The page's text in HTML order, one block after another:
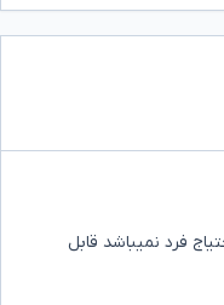
فرد نمیباشد قابل